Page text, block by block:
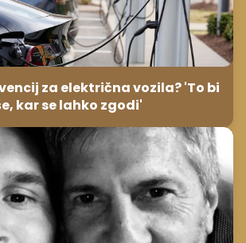
za električna vozila? 'To bi
kar se lahko zgodi'